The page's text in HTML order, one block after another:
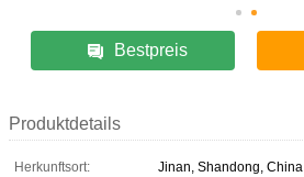
Bestpreis
Produktdetails
Herkunftsort:
Jinan, Shandong, China